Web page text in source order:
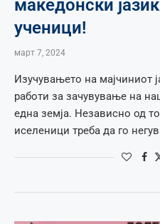
македонски
ученици!
март 7, 2024
Изучувањето на мајчиниот
работи за зачувување на
една земја. Независно од
иселеници треба да го